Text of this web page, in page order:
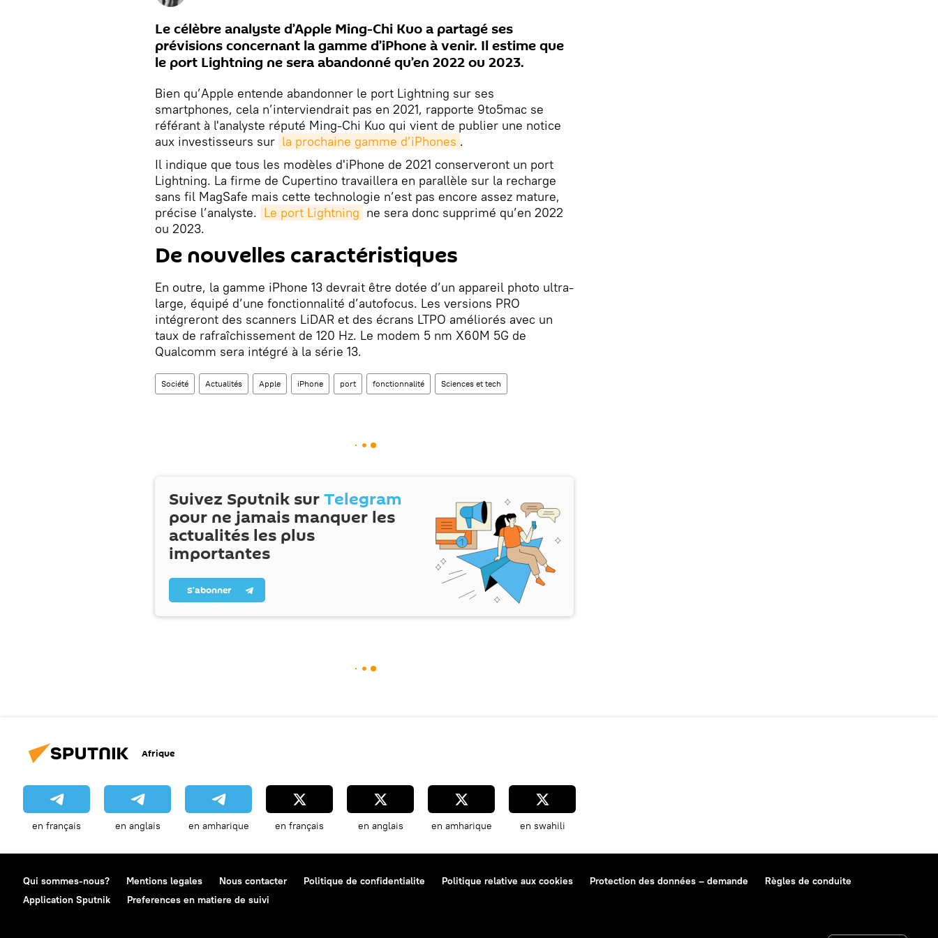
Le célèbre analyste d’Apple Ming-Chi Kuo a partagé ses
prévisions concernant la gamme d’iPhone à venir. Il estime que
le port Lightning ne sera abandonné qu’en 2022 ou 2023.
Bien qu’Apple entende abandonner le port Lightning sur ses
smartphones, cela n’interviendrait pas en 2021, rapporte 9to5mac se
référant à l'analyste réputé Ming-Chi Kuo qui vient de publier une notice
aux investisseurs sur la prochaine gamme d’iPhones .
Il indique que tous les modèles d'iPhone de 2021 conserveront un port
Lightning. La firme de Cupertino travaillera en parallèle sur la recharge
sans fil MagSafe mais cette technologie n’est pas encore assez mature,
précise l’analyste. Le port Lightning ne sera donc supprimé qu’en 2022
ou 2023.
De nouvelles caractéristiques
En outre, la gamme iPhone 13 devrait être dotée d’un appareil photo ultra-
large, équipé d’une fonctionnalité d’autofocus. Les versions PRO
intégreront des scanners LiDAR et des écrans LTPO améliorés avec un
taux de rafraîchissement de 120 Hz. Le modem 5 nm X60M 5G de
Qualcomm sera intégré à la série 13.
Société Actualités Apple iPhone port fonctionnalité Sciences et tech
Suivez Sputnik surTelegram
pour ne jamais manquer les
actualités les plus
importantes
S’abonner
Afrique
en français en anglais en amharique en français en anglais en amharique en swahili
Qui sommes-nous? Mentions legales Nous contacter Politique de confidentialite Politique relative aux cookies Protection des données – demande
Règles de conduite
Application Sputnik
Preferences en matiere de suivi